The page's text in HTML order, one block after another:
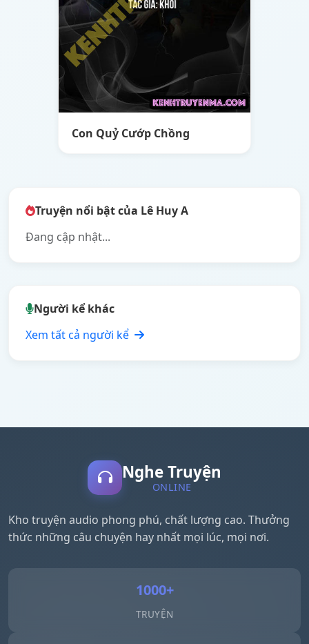
Con Quỷ Cướp Chồng
Truyện nổi bật của Lê Huy A
Đang cập nhật...
Người kể khác
Xem tất cả người kể
Nghe Truyện
ONLINE
Kho truyện audio phong phú, chất lượng cao. Thưởng
thức những câu chuyện hay nhất mọi lúc, mọi nơi.
1000+
TRUYỆN